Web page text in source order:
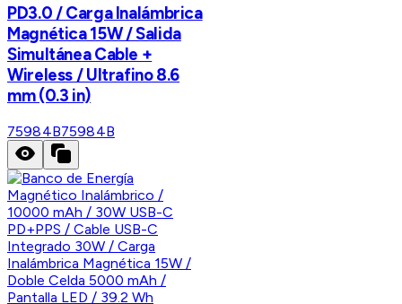
PD3.0 / Carga Inalámbrica
Magnética 15W / Salida
Simultánea Cable +
Wireless / Ultrafino 8.6
mm (0.3 in)
75984B75984B